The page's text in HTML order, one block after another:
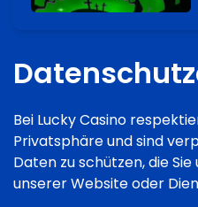
Bei Lucky Casino
Privatsphäre und sind
Daten zu schützen, die
unserer Website oder